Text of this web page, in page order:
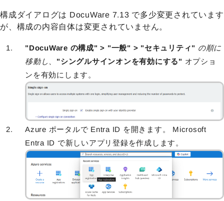
構成ダイアログは DocuWare 7.13 で多少変更されています
が、構成の内容自体は変更されていません。
"DocuWare の構成" > "一般" > "セキュリティ" の順に
移動し、 "シングルサインオンを有効にする" オプショ
ンを有効にします。
Azure ポータルで Entra ID を開きます。 Microsoft
Entra ID で新しいアプリ登録を作成します。